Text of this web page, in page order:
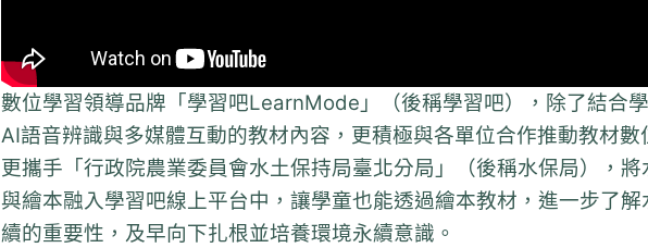
數位學習領導品牌「學習吧LearnMode」（後稱學習吧），除了結合
AI語音辨識與多媒體互動的教材內容，更積極與各單位合作推動教材數
更攜手「行政院農業委員會水土保持局臺北分局」（後稱水保局），
與繪本融入學習吧線上平台中，讓學童也能透過繪本教材，進一步了
續的重要性，及早向下扎根並培養環境永續意識。